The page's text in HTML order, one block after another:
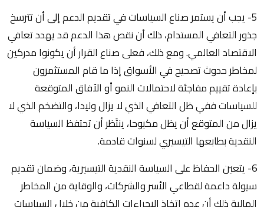
5- يجب أن يستمر صناع السياسات في تقديم الدعم إلى أن تترسخ
جذور التعافي المستدام، ذلك أن نقص هذا الدعم قد يهدد تعافي
الاقتصاد العالمي. ومع ذلك، فعلى صناع القرار أن يكونوا مدركين
لمخاطر حدوث تصحيح في الأسواق إذا ما قام المستثمرون
بإعادة تقييم مفاجئة لاحتمالات النمو أو الآفاق المتوقعة
للسياسات ففي ظل التعافي الذي لا يزال وليدا، والتضخم الذي لا
يزال من المتوقع أن يظل مكبوحا، ينتَظر أن تحتفظ السياسة
النقدية بطابعها التيسيري لسنوات قادمة.
6- يتعين الحفاظ على السياسة النقدية التيسيرية، وضمان تقديم
سيولة داعمة لقطاعي الأسر والشركات، والوقاية من المخاطر